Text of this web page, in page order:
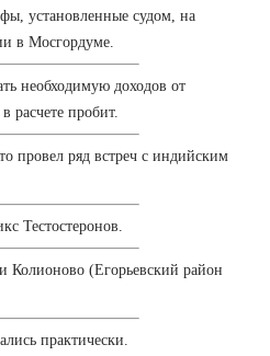
установленные судом, на
в Мосгордуме.
необходимую доходов от
расчете пробит.
провел ряд встреч с индийским
Тестостеронов.
Колионово (Егорьевский район
практически.